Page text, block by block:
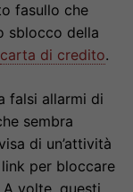
fasullo che
sblocco della
carta di credito.
falsi allarmi di
sembra
di un’attività
per bloccare